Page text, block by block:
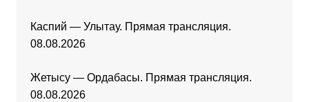
Каспий — Улытау. Прямая трансляция.
08.08.2026
Жетысу — Ордабасы. Прямая трансляция.
08.08.2026